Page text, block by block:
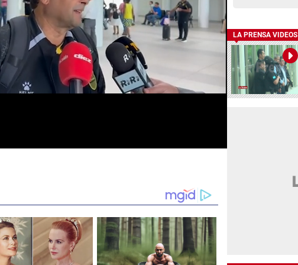
LA PRENSA VIDEOS